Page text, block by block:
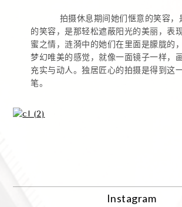
拍摄休息期间她们惬意的笑容，
的笑容，是那轻松遮蔽阳光的美丽，表
蜜之情，涟漪中的她们在里面是朦胧的
梦幻唯美的感觉，就像一面镜子一样，
充实与动人。独居匠心的拍摄是得到这
笔。
Instagram